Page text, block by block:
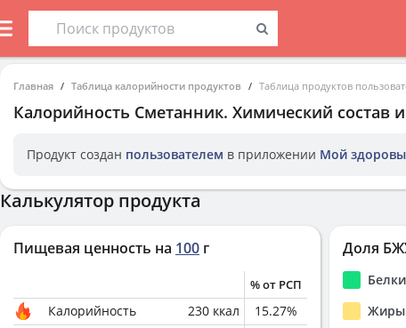
Главная Таблица калорийности продуктов Таблица продуктов
Калорийность Сметанник. Химический состав
Продукт создан пользователем в приложении Мой
Калькулятор продукта
Пищевая ценность на 100 г
% от РСП
Калорийность 230 ккал 15.27%
Доля
Белки
Жиры